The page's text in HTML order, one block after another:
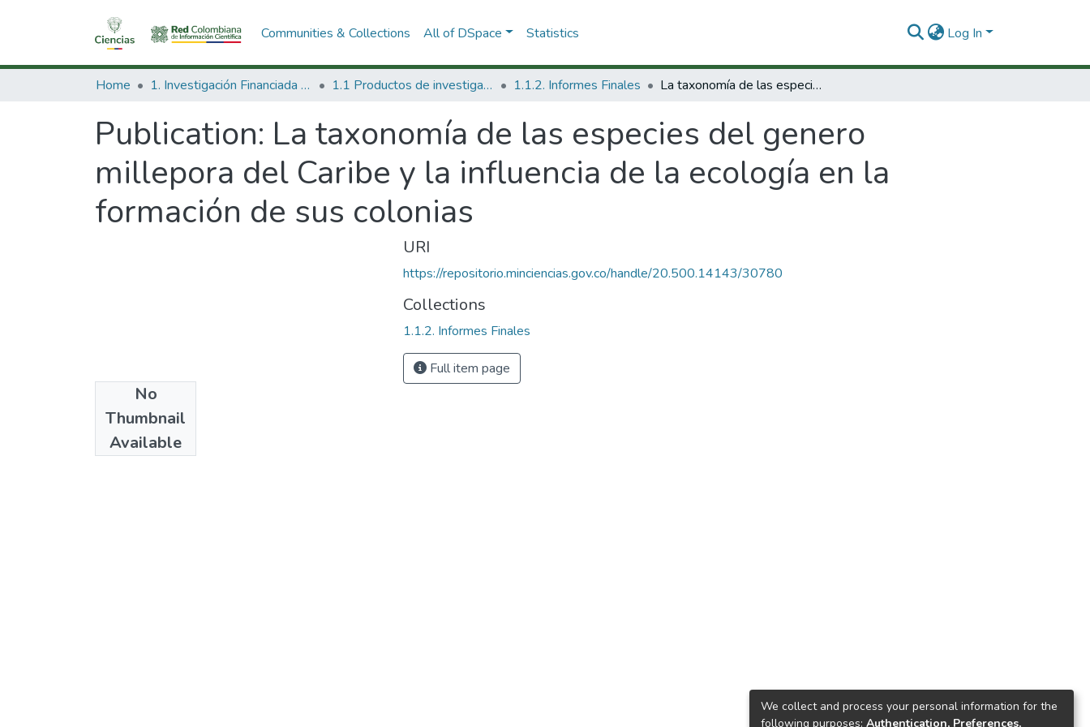
Communities & Collections All of DSpace Statistics Log In
Home 1. Investigación Financiada con Recursos Públicos 1.1 Productos de investigación 1.1.2. Informes Finales La taxonomía de las especies del genero millepora del Caribe y la influencia de la ecología en la formación de sus colonias
Publication: La taxonomía de las especies del genero
millepora del Caribe y la influencia de la ecología en la
formación de sus colonias
No
Thumbnail
Available
1987
URI
https://repositorio.minciencias.gov.co/handle/20.500.14143/30780
Collections
1.1.2. Informes Finales
Full item page
We collect and process your personal information for the
following purposes: Authentication, Preferences,